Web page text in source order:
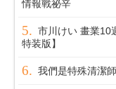
情報戰祕辛
市川けい 畫業10
特装版】
我們是特殊清潔